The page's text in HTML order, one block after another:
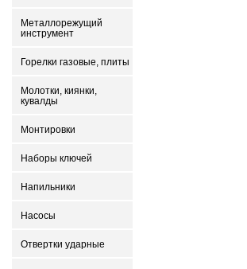
Металлорежущий
инструмент
Горелки газовые, плиты
Молотки, киянки,
кувалды
Монтировки
Наборы ключей
Напильники
Насосы
Отвертки ударные